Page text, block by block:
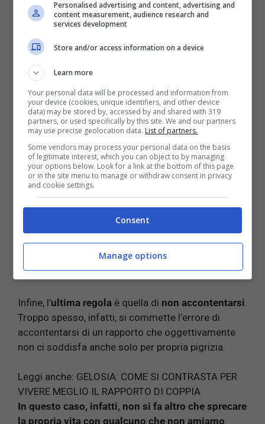
Un’altra regolaimportantissima è che prima di
Leggi anche:
ANNI DEVONO ESSERCI TRA LEI E LUI
In altre parole, stare insieme ad una personanon
deve essere un modo per trovare una soluzione
alle proprie incertezzee soprattutto non deve
essere un modo per
i propri
Spesso, di fatti, le persone tendono a stare in
coppia per poter godere di una maggiore
sicurezza
sia essa di naturaaffettivaoeconomica.
cominciare dapprima a volersi bene e solo dopo
condividere la propria felicità e completezza con
la persona che si ama.
Infine, l’ultima regola è quella di non accontentarsi
Troppo spesso, infatti, si commette l’errore di
accontentarsi di un rapporto che oggettivamente
non ci soddisfa anche solo per propria pigrizia.
Leggi anche: GELOSIA: COME SI CONTRASTA PER
VIVERE MEGLIO IL RAPPORTO DI COPPIA
In questo caso, infatti, non si fa altro che sprecare
la propria vita con qualcuno che non amiamo
Personalised advertising and content, advertising and
content measurement, audience research and
services development
Store and/or access information on a device
Learn more
Your personal data will be processed and information from
your device (cookies, unique identifiers, and other device
data) may be stored by, accessed by and shared with 319
partners, or used specifically by this site. We and our partners
may use precise geolocation data. List of partners.
Some vendors may process your personal data on the basis
of legitimate interest, which you can object to by managing
your options below. Look for a link at the bottom of this page
or in the site menu to manage or withdraw consent in privacy
and cookie settings.
Consent
Manage options